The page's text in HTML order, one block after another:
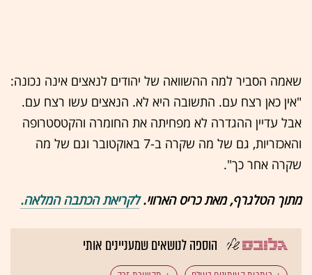
שאמה הסביר למה ההשוואה של יהודים לנאצים אינה נכונה:
"אין כאן רצח עם. התשובה היא לא. הנאצים עשו רצח עם.
אבל עדיין ההגדרה לא מפחיתה את החומרה והקטסטרופה
והאכזריות, גם של מה שקרה ב-7 באוקטובר וגם של מה
שקרה אחר כך".
מתוך הטלגרף, מאת כריס הארווי.לקריאת הכתבה המלאה.
הוספה לנושאים שמעניינים אותי